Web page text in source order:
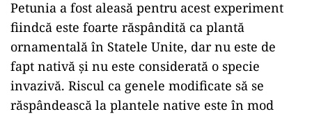
Petunia a fost aleasă pentru acest experiment
fiindcă este foarte răspândită ca plantă
ornamentală în Statele Unite, dar nu este de
fapt nativă și nu este considerată o specie
invazivă. Riscul ca genele modificate să se
răspândească la plantele native este în mod